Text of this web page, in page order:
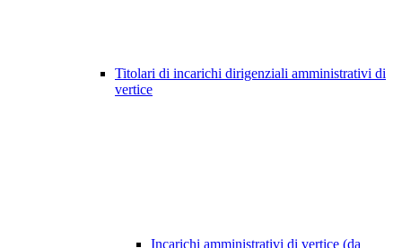
Titolari di incarichi dirigenziali amministrativi di
vertice
Incarichi amministrativi di vertice (da